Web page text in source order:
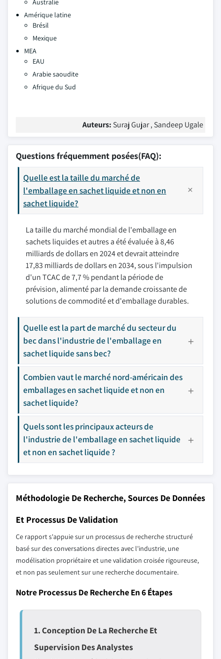
Australie
Amérique latine
Brésil
Mexique
MEA
EAU
Arabie saoudite
Afrique du Sud
Auteurs: Suraj Gujar , Sandeep Ugale
Questions fréquemment posées(FAQ):
Quelle est la taille du marché de
l'emballage en sachet liquide et non en
sachet liquide?
La taille du marché mondial de l'emballage en
sachets liquides et autres a été évaluée à 8,46
milliards de dollars en 2024 et devrait atteindre
17,83 milliards de dollars en 2034, sous l'impulsion
d'un TCAC de 7,7 % pendant la période de
prévision, alimenté par la demande croissante de
solutions de commodité et d'emballage durables.
Quelle est la part de marché du secteur du
bec dans l'industrie de l'emballage en
sachet liquide sans bec?
Combien vaut le marché nord-américain des
emballages en sachet liquide et non en
sachet liquide?
Quels sont les principaux acteurs de
l'industrie de l'emballage en sachet liquide
et non en sachet liquide ?
Méthodologie De Recherche, Sources De Données
Et Processus De Validation
Ce rapport s'appuie sur un processus de recherche structuré
basé sur des conversations directes avec l'industrie, une
modélisation propriétaire et une validation croisée rigoureuse,
et non pas seulement sur une recherche documentaire.
Notre Processus De Recherche En 6 Étapes
1. Conception De La Recherche Et
Supervision Des Analystes